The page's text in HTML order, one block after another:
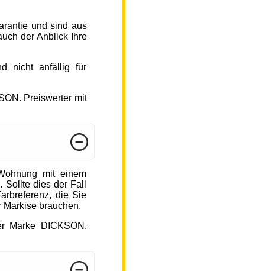
und sind aus
der Anblick Ihre
nicht anfällig für
Preiswerter mit
mit einem
dies der Fall
die Sie
Markise brauchen.
Marke DICKSON.